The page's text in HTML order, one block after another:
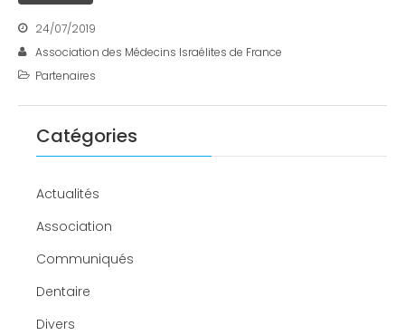
24/07/2019
Association des Médecins Israélites de France
Partenaires
Catégories
Actualités
Association
Communiqués
Dentaire
Divers